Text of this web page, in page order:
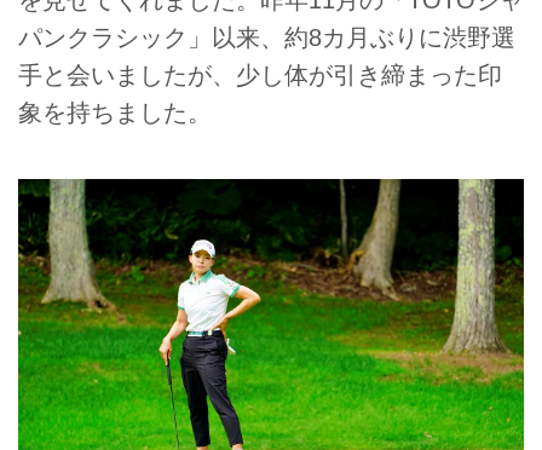
パンクラシック」以来、約8カ月ぶりに渋野選
手と会いましたが、少し体が引き締まった印
象を持ちました。